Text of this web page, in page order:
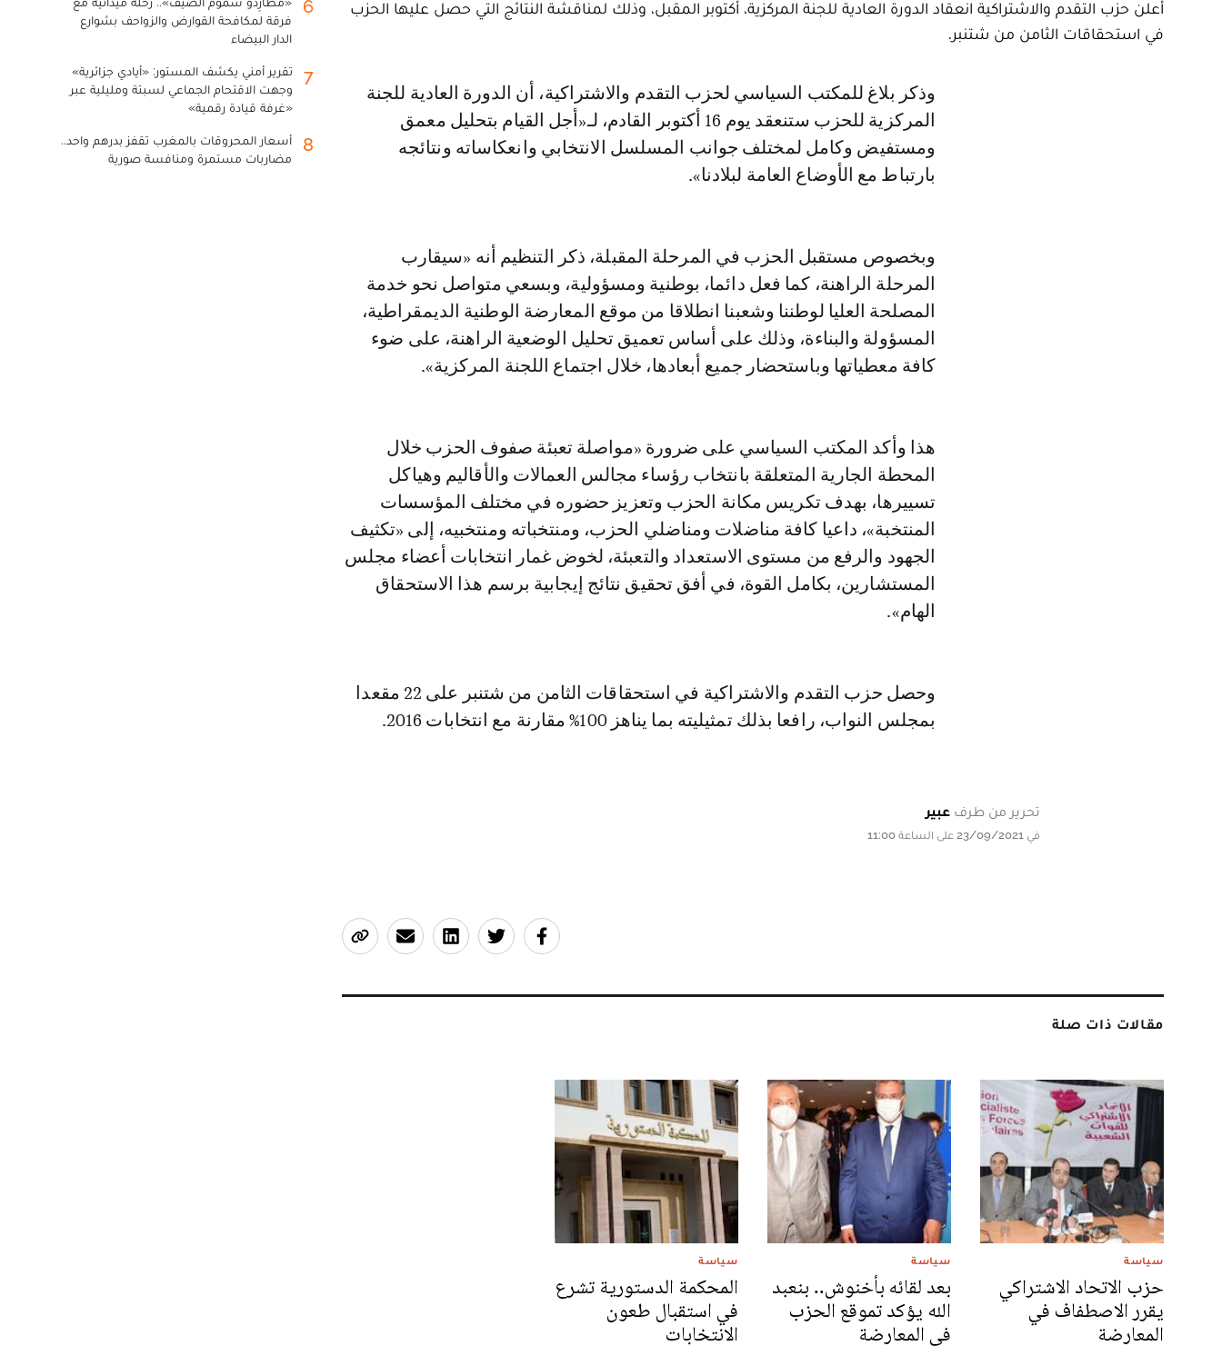
أعلن حزب التقدم والاشتراكية انعقاد الدورة العادية للجنة المركزية، أكتوبر المقبل، وذلك لمناقشة النتائج التي حصل عليها الحزب
في استحقاقات الثامن من شتنبر.
وذكر بلاغ للمكتب السياسي لحزب التقدم والاشتراكية، أن الدورة العادية للجنة
المركزية للحزب ستنعقد يوم 16 أكتوبر القادم، لـ«أجل القيام بتحليل معمق
ومستفيض وكامل لمختلف جوانب المسلسل الانتخابي وانعكاساته ونتائجه
بارتباط مع الأوضاع العامة لبلادنا».
وبخصوص مستقبل الحزب في المرحلة المقبلة، ذكر التنظيم أنه «سيقارب
المرحلة الراهنة، كما فعل دائما، بوطنية ومسؤولية، وبسعي متواصل نحو خدمة
المصلحة العليا لوطننا وشعبنا انطلاقا من موقع المعارضة الوطنية الديمقراطية،
المسؤولة والبناءة، وذلك على أساس تعميق تحليل الوضعية الراهنة، على ضوء
كافة معطياتها وباستحضار جميع أبعادها، خلال اجتماع اللجنة المركزية».
هذا وأكد المكتب السياسي على ضرورة «مواصلة تعبئة صفوف الحزب خلال
المحطة الجارية المتعلقة بانتخاب رؤساء مجالس العمالات والأقاليم وهياكل
تسييرها، بهدف تكريس مكانة الحزب وتعزيز حضوره في مختلف المؤسسات
المنتخبة»، داعيا كافة مناضلات ومناضلي الحزب، ومنتخباته ومنتخبيه، إلى «تكثيف
الجهود والرفع من مستوى الاستعداد والتعبئة، لخوض غمار انتخابات أعضاء مجلس
المستشارين، بكامل القوة، في أفق تحقيق نتائج إيجابية برسم هذا الاستحقاق
الهام».
وحصل حزب التقدم والاشتراكية في استحقاقات الثامن من شتنبر على 22 مقعدا
بمجلس النواب، رافعا بذلك تمثيليته بما يناهز 100% مقارنة مع انتخابات 2016.
تحرير من طرف عبير
في 23/09/2021 على الساعة 11:00
مقالات ذات صلة
سياسة
حزب الاتحاد الاشتراكي
يقرر الاصطفاف في
المعارضة
سياسة
بعد لقائه بأخنوش.. بنعبد
الله يؤكد تموقع الحزب
في المعارضة
سياسة
المحكمة الدستورية تشرع
في استقبال طعون
الانتخابات
6
فرقة لمكافحة القوارض والزواحف بشوارع
الدار البيضاء
7
تقرير أمني يكشف المستور: «أيادي جزائرية»
وجهت الاقتحام الجماعي لسبتة ومليلية عبر
«غرفة قيادة رقمية»
8
أسعار المحروقات بالمغرب تقفز بدرهم واحد..
مضاربات مستمرة ومنافسة صورية